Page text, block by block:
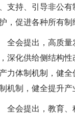
支持、引导非公
，促进各种所有制
全会提出，高质
深化供给侧结构
力体制机制，健
机制，健全提升产
全会提出，教育